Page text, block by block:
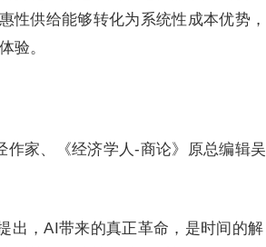
性供给能够转化为系统性成本优势，
验。
作家、《经济学人-商论》原总编辑吴
出，AI带来的真正革命，是时间的解